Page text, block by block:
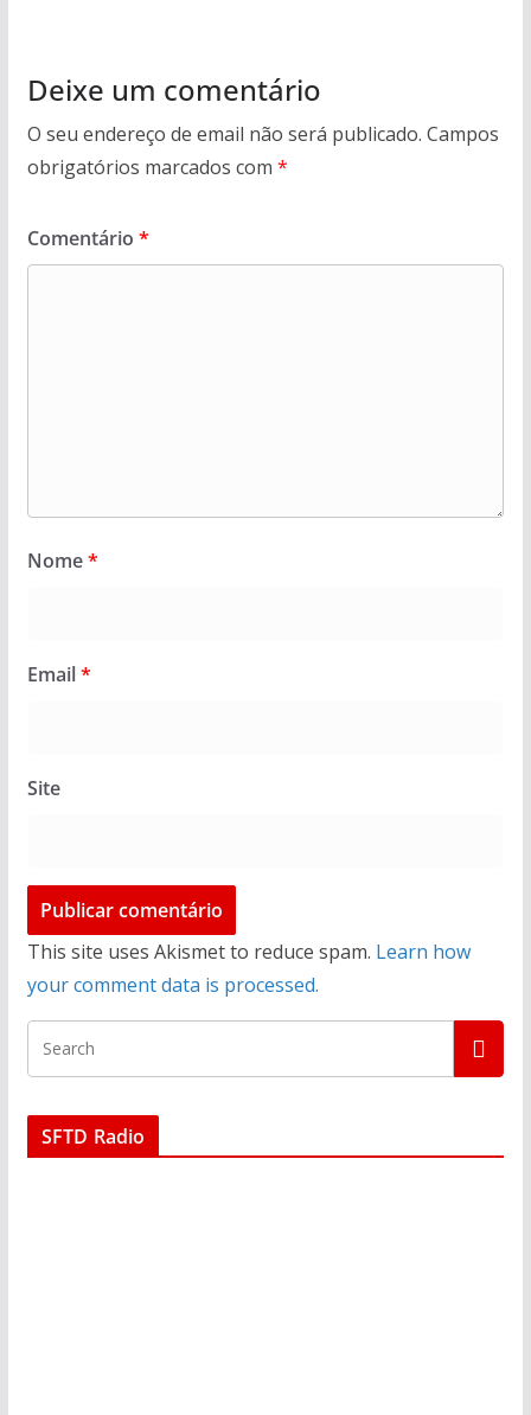
Deixe um comentário
O seu endereço de email não será publicado. Campos
obrigatórios marcados com *
Comentário *
Nome*
Email*
Site
This site uses Akismet to reduce spam. Learn how
your comment data is processed.
SFTD Radio